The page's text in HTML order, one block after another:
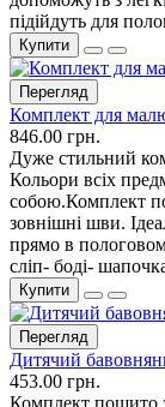
підійдуть для
Купити
Перегляд
Комплект для
846.00 грн.
Дуже стильний
Кольори всіх
собою.Комплект
зовнішні шви.
прямо в
сліп- боді-
Купити
Перегляд
Дитячий
453.00 грн.
Комплект пошито